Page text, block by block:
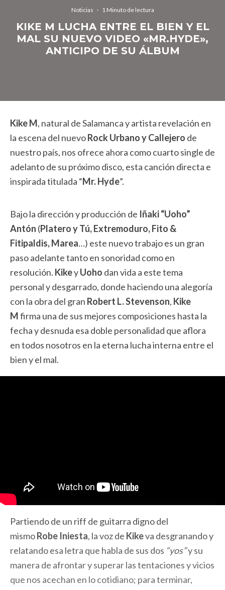
Noticias · 1 Minuto de lectura
KIKE M LUCHA ENTRE EL BIEN Y EL
MAL SU NUEVO VIDEO «MR.HYDE»,
ANTICIPO DE SU ÁLBUM
Kike M, natural de Salamanca y artista revelación en
la escena del nuevoRock Urbano y Callejero de
nuestro país, nos ofrece ahora como cuarto single de
adelanto de su próximo disco, esta canción directa e
inspirada titulada “Mr. Hyde”.
Bajo la dirección y producción de Iñaki “Uoho”
Antón (Platero y Tú, Extremoduro, Fito &
Fitipaldis, Marea…) este nuevo trabajo es un gran
paso adelante tanto en sonoridad como en
resolución. KikeyUoho dan vida a este tema
personal y desgarrado, donde haciendo una alegoría
con la obra del gran Robert L. Stevenson, Kike
Mfirma una de sus mejores composiciones hasta la
fecha y desnuda esa doble personalidad que aflora
en todos nosotros en la eterna lucha interna entre el
bien y el mal.
Partiendo de un riff de guitarra digno del
mismoRobe Iniesta, la voz de Kikeva desgranando y
relatando esa letra que habla de sus dos “yos”y su
manera de afrontar y superar las tentaciones y vicios
que nos acechan en lo cotidiano; para terminar,